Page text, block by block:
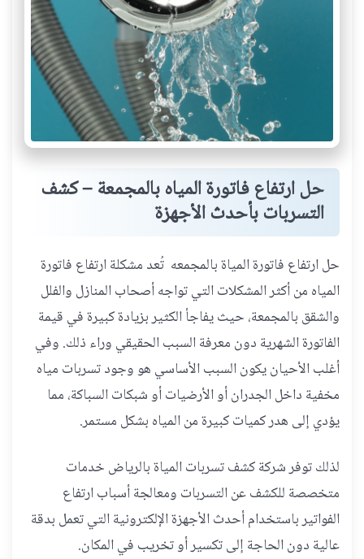
حل ارتفاع فاتورة المياه بالمجمعة – كشف
التسربات بأحدث الأجهزة
حل ارتفاع فاتورة المياة بالمجمعه تُعد مشكلة ارتفاع فاتورة
المياه من أكثر المشكلات التي تواجه أصحاب المنازل والفلل
والشقق بالمجمعة، حيث يفاجأ الكثير بزيادة كبيرة في قيمة
الفاتورة الشهرية دون معرفة السبب الحقيقي وراء ذلك. وفي
أغلب الأحيان يكون السبب الأساسي هو وجود تسربات مياه
مخفية داخل الجدران أو الأرضيات أو شبكات السباكة، مما
يؤدي إلى هدر كميات كبيرة من المياه بشكل مستمر.
لذلك توفر شركة كشف تسربات المياة بالرياض خدمات
متخصصة للكشف عن التسربات ومعالجة أسباب ارتفاع
الفواتير باستخدام أحدث الأجهزة الإلكترونية التي تعمل بدقة
عالية دون الحاجة إلى تكسير أو تخريب في المكان.